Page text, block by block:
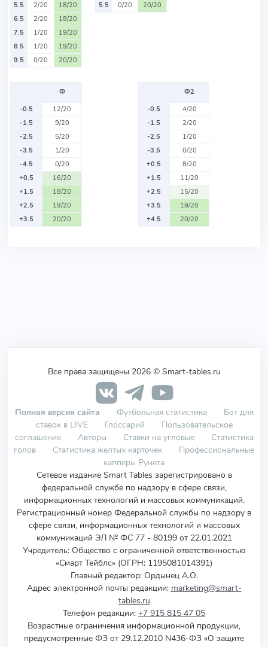
5.5
2/20
18/20
6.5
2/20
18/20
7.5
1/20
19/20
8.5
1/20
19/20
9.5
0/20 20/20
5.5
0/20 20/20
Ф
-0.5
12/20
-1.5
9/20
-2.5
5/20
-3.5
1/20
-4.5
0/20
+0.5
16/20
+1.5
18/20
+2.5
19/20
+3.5
20/20
Ф2
-0.5
4/20
-1.5
2/20
-2.5
1/20
-3.5
0/20
+0.5
8/20
+1.5
11/20
+2.5
15/20
+3.5
19/20
+4.5
20/20
Все права защищены 2026 © Smart-tables.ru
Полная версия сайта Футбольная статистика
Бот для
ставок в LIVE
Глоссарий
Пользовательское
соглашение
Авторы Ставки на угловые
Статистика
голов
Статистика желтых карточек
Профессиональные
капперы Рунета
Сетевое издание Smart Tables зарегистрировано в
федеральной службе по надзору в сфере связи,
информационных технологий и массовых коммуникаций.
Регистрационный номер Федеральной службы по надзору в
сфере связи, информационных технологий и массовых
коммуникаций ЭЛ № ФС 77 - 80199 от 22.01.2021
Учредитель: Общество с ограниченной ответственностью
«Смарт Тейблс» (ОГРН: 1195081014391)
Главный редактор: Ордынец А.О.
Адрес электронной почты редакции: marketing@smart-
tables.ru
Телефон редакции: +7 915 815 47 05
Возрастные ограничения информационной продукции,
предусмотренные ФЗ от 29.12.2010 N436-ФЗ «О защите